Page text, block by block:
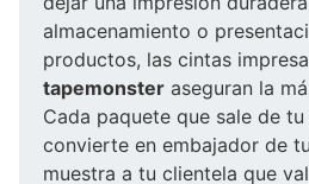
almacenamiento o
productos, las cintas
tapemonster aseguran la
Cada paquete que sale de
convierte en embajador de
muestra a tu clientela que